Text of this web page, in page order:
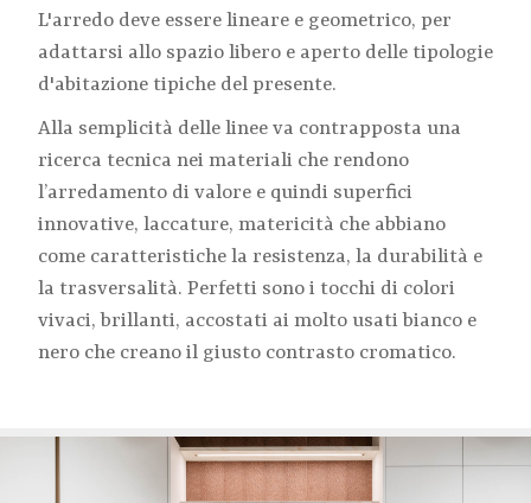
L'arredo deve essere lineare e geometrico, per
adattarsi allo spazio libero e aperto delle tipologie
d'abitazione tipiche del presente.
Alla semplicità delle linee va contrapposta una
ricerca tecnica nei materiali che rendono
l’arredamento di valore e quindi superfici
innovative, laccature, matericità che abbiano
come caratteristiche la resistenza, la durabilità e
la trasversalità. Perfetti sono i tocchi di colori
vivaci, brillanti, accostati ai molto usati bianco e
nero che creano il giusto contrasto cromatico.